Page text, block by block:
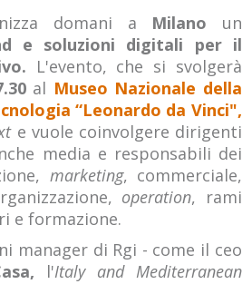
domani a Milano un
e soluzioni digitali per il
L'evento, che si svolgerà
al Museo Nazionale della
“Leonardo da Vinci",
e vuole coinvolgere dirigenti
media e responsabili dei
marketing, commerciale,
operation, rami
e formazione.
manager di Rgi - come il ceo
l'Italy and Mediterranean